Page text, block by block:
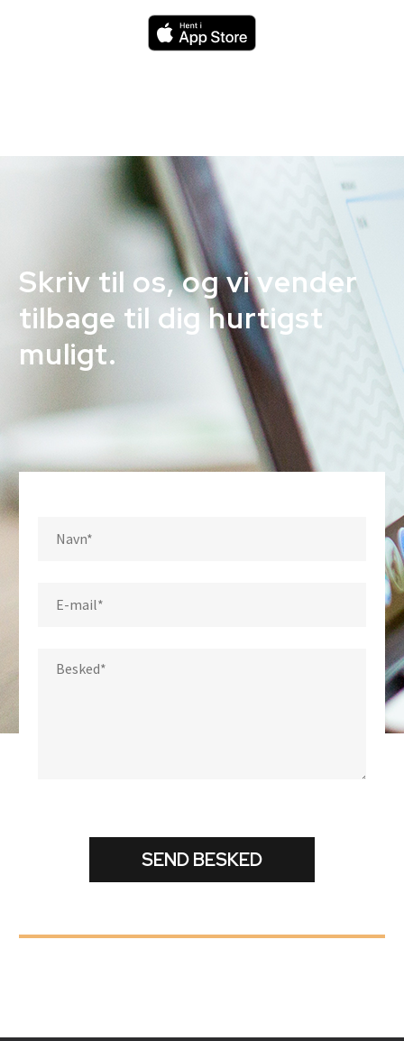
Skriv til os, og vi vender
tilbage til dig hurtigst
muligt.